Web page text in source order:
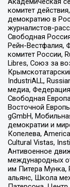
комитет
демократию в
журналистов-
Свободная
Рейн-Вестфалия,
комитет России,
Libres, Союз за
IndustriALL,
медиа,
Свободная
Восточной
gGmbH,
демократии и
Копелева,
Cultural Vistas,
Антивоенное
международных
им Питера Мунка,
альянс, Школа